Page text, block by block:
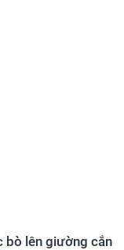
bò lên giường cắn